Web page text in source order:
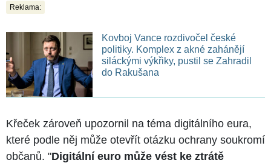
Reklama:
Kovboj Vance rozdivočel české
politiky. Komplex z akné zahánějí
siláckými výkřiky, pustil se Zahradil
do Rakušana
Křeček zároveň upozornil na téma digitálního eura,
které podle něj může otevřít otázku ochrany soukromí
občanů. "Digitální euro může vést ke ztrátě